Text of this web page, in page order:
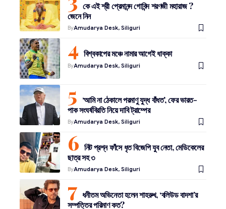
কে এই শ্রী প্রেমানন্দ গোবিন্দ শরণজী মহারাজ ?
জেনে নিন
ByAmudarya Desk, Siliguri
বিশ্বকাপের মঞ্চে নামার আগেই ধাক্কা
ByAmudarya Desk, Siliguri
‘আমি না ঠেকালে পরমাণু যুদ্ধ বাঁধত’, ফের ভারত-
পাক সংঘর্ষবিরতি নিয়ে দাবি ট্রাম্পের
ByAmudarya Desk, Siliguri
নিট প্রশ্ন ফাঁসে ধৃত বিজেপি যুব নেতা, মেডিকেলের
ছাত্র সহ ৩
ByAmudarya Desk, Siliguri
ধনীতম অভিনেতা হলেন শাহরুখ, ‘বলিউড বাদশা’র
সম্পত্তির পরিমাণ কত?